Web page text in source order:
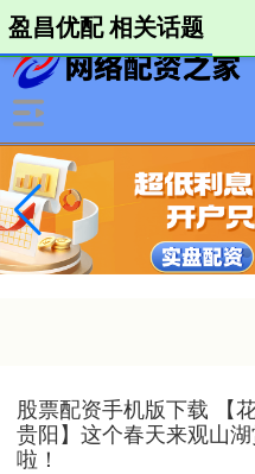
-->
盈昌优配 相关话题
股票配资手机版下载 ​【
贵阳】这个春天来观山
啦！